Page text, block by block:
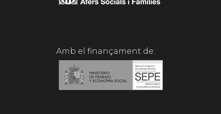
Amb el finançament de: